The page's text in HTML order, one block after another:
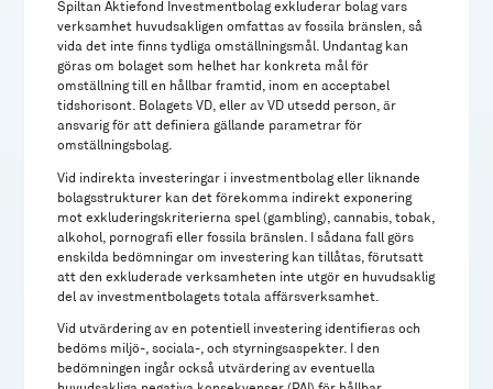
Spiltan Aktiefond Investmentbolag exkluderar bolag vars
verksamhet huvudsakligen omfattas av fossila bränslen, så
vida det inte finns tydliga omställningsmål. Undantag kan
göras om bolaget som helhet har konkreta mål för
omställning till en hållbar framtid, inom en acceptabel
tidshorisont. Bolagets VD, eller av VD utsedd person, är
ansvarig för att definiera gällande parametrar för
omställningsbolag.
Vid indirekta investeringar i investmentbolag eller liknande
bolagsstrukturer kan det förekomma indirekt exponering
mot exkluderingskriterierna spel (gambling), cannabis, tobak,
alkohol, pornografi eller fossila bränslen. I sådana fall görs
enskilda bedömningar om investering kan tillåtas, förutsatt
att den exkluderade verksamheten inte utgör en huvudsaklig
del av investmentbolagets totala affärsverksamhet.
Vid utvärdering av en potentiell investering identifieras och
bedöms miljö-, sociala-, och styrningsaspekter. I den
bedömningen ingår också utvärdering av eventuella